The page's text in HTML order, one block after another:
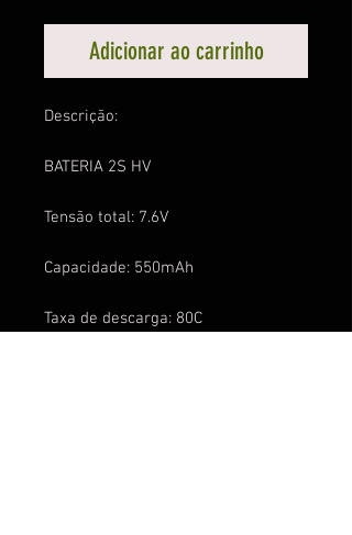
Adicionar ao carrinho
Descrição:
BATERIA 2S HV
Tensão total: 7.6V
Capacidade: 550mAh
Taxa de descarga: 80C